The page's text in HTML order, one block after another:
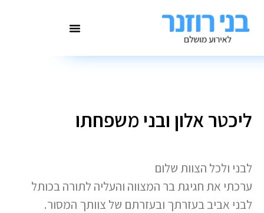
ליכטר אלון ובני משפחתו
לבני ולכל הצוות שלום
ערכתי את חגיגת בר המצווה והעליה לתורה בכותל
לבני אביב בעזרתך ובעזרתם של צוותך המסור.